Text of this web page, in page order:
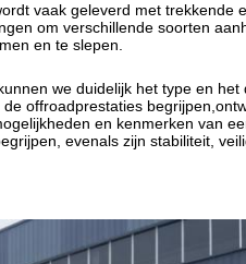
vaak geleverd met trekkende
om verschillende soorten
en te slepen.
we duidelijk het type en
offroadprestaties
en kenmerken van
evenals zijn stabiliteit,